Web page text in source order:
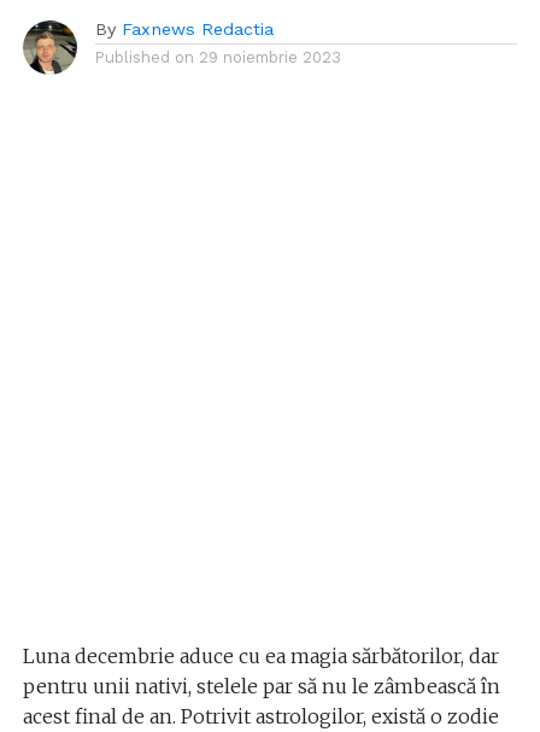
By Faxnews Redactia
Published on 29 noiembrie 2023
Luna decembrie aduce cu ea magia sărbătorilor, dar
pentru unii nativi, stelele par să nu le zâmbească în
acest final de an. Potrivit astrologilor, există o zodie